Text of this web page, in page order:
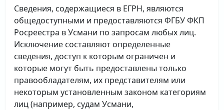
Сведения, содержащиеся в ЕГРН, являются
общедоступными и предоставляются ФГБУ ФКП
Росреестра в Усмани по запросам любых лиц.
Исключение составляют определенные
сведения, доступ к которым ограничен и
которые могут быть предоставлены только
правообладателям, их представителям или
некоторым установленным законом категориям
лиц (например, судам Усмани,